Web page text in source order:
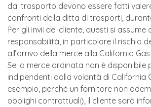
dal trasporto devono essere fatti
confronti della ditta di trasporti,
Per gli invii del cliente, questi si assume
responsabilità, in particolare il rischio
all’arrivo della merce alla California
Se la merce ordinata non è disponibile
indipendenti dalla volontà di California
esempio, perché un fornitore non
obblighi contrattuali), il cliente sarà